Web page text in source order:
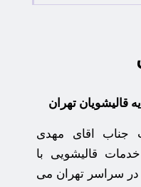
قالیشویان تهران
جناب اقای مهدی
قالیشویی با
در سراسر تهران می